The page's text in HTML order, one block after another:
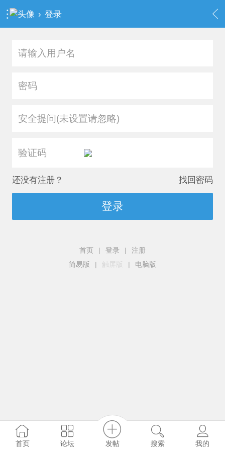
› 登录
安全提问(未设置请忽略)
还没有注册？ 找回密码
登录
首页 | 登录 |
注册
简易版
| 触屏版 | 电脑版
首页 论坛 发帖 搜索 我的